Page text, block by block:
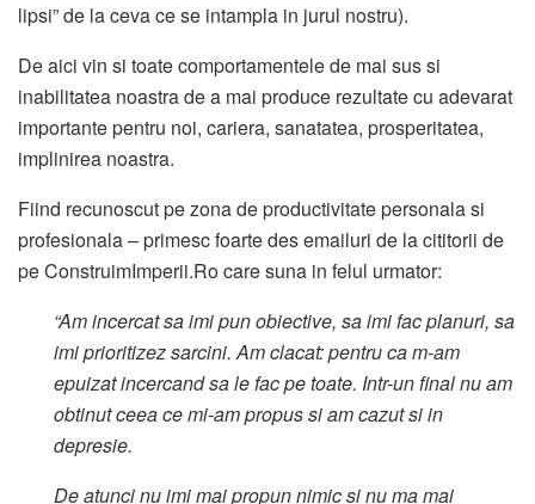
lipsi” de la ceva ce se intampla in jurul nostru).
De aici vin si toate comportamentele de mai sus si
inabilitatea noastra de a mai produce rezultate cu adevarat
importante pentru noi, cariera, sanatatea, prosperitatea,
implinirea noastra.
Fiind recunoscut pe zona de productivitate personala si
profesionala – primesc foarte des emailuri de la cititorii de
pe ConstruimImperii.Ro care suna in felul urmator:
“Am incercat sa imi pun obiective, sa imi fac planuri, sa
imi prioritizez sarcini. Am clacat: pentru ca m-am
epuizat incercand sa le fac pe toate. Intr-un final nu am
obtinut ceea ce mi-am propus si am cazut si in
depresie.
De atunci nu imi mai propun nimic si nu ma mai